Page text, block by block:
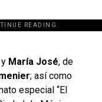
READING.
y María José, de
; así como
especial “El